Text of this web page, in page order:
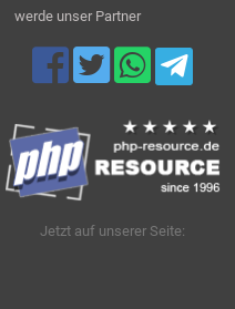
werde unser Partner
Jetzt auf unserer Seite: